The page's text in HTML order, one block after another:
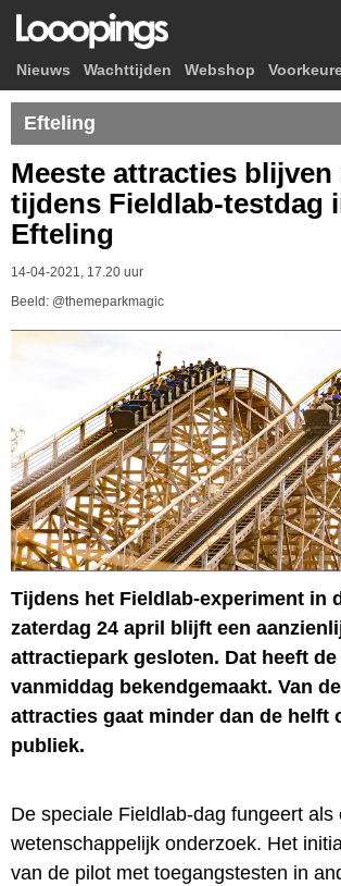
Nieuws Wachttijden Webshop
Efteling
Meeste attracties
tijdens Fieldlab-testdag
Efteling
14-04-2021, 17.20 uur
Beeld: @themeparkmagic
Tijdens het Fieldlab-experiment in
zaterdag 24 april blijft een
attractiepark gesloten. Dat heeft
vanmiddag bekendgemaakt. Van
attracties gaat minder dan de helft
publiek.
De speciale Fieldlab-dag fungeert als
wetenschappelijk onderzoek. Het
van de pilot met toegangstesten in